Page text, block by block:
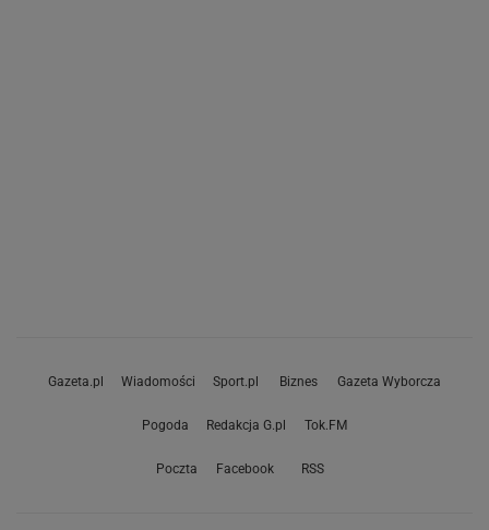
Gazeta.pl Wiadomości Sport.pl Biznes Gazeta Wyborcza
Pogoda Redakcja G.pl Tok.FM
Poczta Facebook RSS